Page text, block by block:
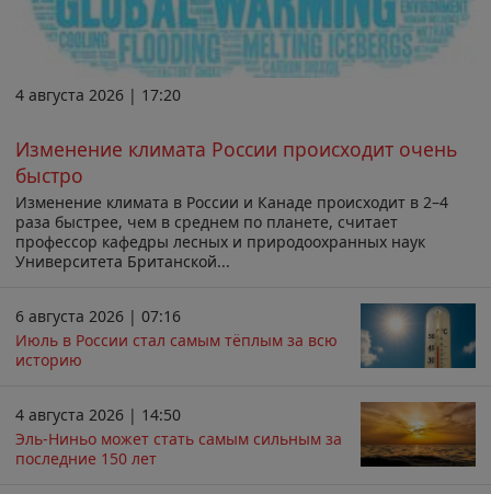
4 августа 2026 | 17:20
Изменение климата России происходит очень
быстро
Изменение климата в России и Канаде происходит в 2–4
раза быстрее, чем в среднем по планете, считает
профессор кафедры лесных и природоохранных наук
Университета Британской...
6 августа 2026 | 07:16
Июль в России стал самым тёплым за всю
историю
4 августа 2026 | 14:50
Эль-Ниньо может стать самым сильным за
последние 150 лет